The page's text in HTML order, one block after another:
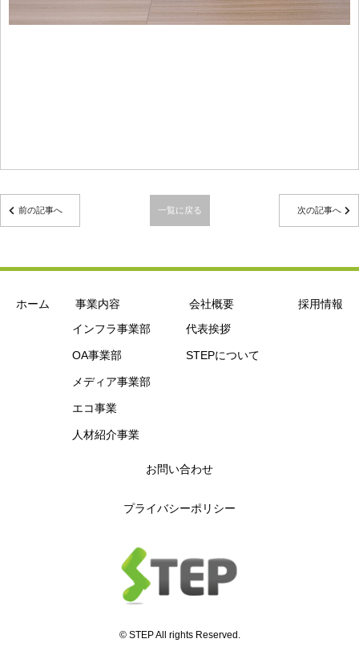
前の記事へ 一覧に戻る 次の記事へ
ホーム
事業内容
インフラ事業部
OA事業部
メディア事業部
エコ事業
人材紹介事業
会社概要
代表挨拶
STEPについて
採用情報
お問い合わせ
プライバシーポリシー
© STEP All rights Reserved.